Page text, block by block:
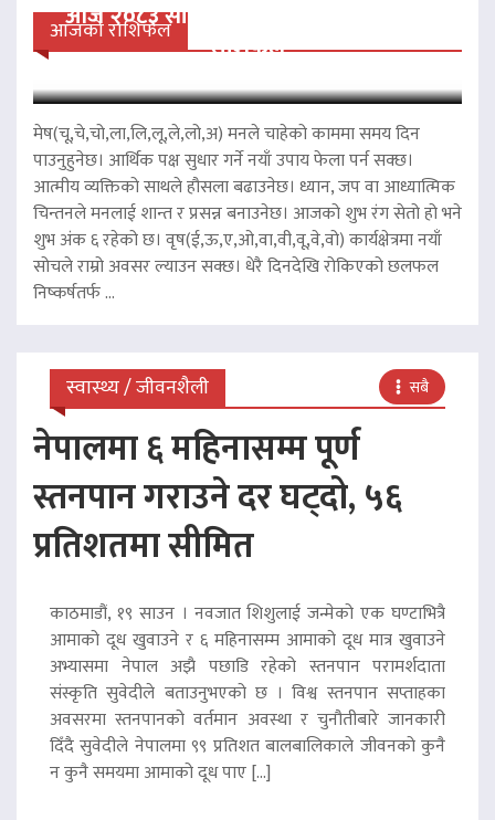
आजको राशिफल
आज २०८३ साल साउन २४ गते आईतवारको
राशिफल
मेष(चू,चे,चो,ला,लि,लू,ले,लो,अ) मनले चाहेको काममा समय दिन
पाउनुहुनेछ। आर्थिक पक्ष सुधार गर्ने नयाँ उपाय फेला पर्न सक्छ।
आत्मीय व्यक्तिको साथले हौसला बढाउनेछ। ध्यान, जप वा आध्यात्मिक
चिन्तनले मनलाई शान्त र प्रसन्न बनाउनेछ। आजको शुभ रंग सेतो हो भने
शुभ अंक ६ रहेको छ। वृष(ई,ऊ,ए,ओ,वा,वी,वू,वे,वो) कार्यक्षेत्रमा नयाँ
सोचले राम्रो अवसर ल्याउन सक्छ। धेरै दिनदेखि रोकिएको छलफल
निष्कर्षतर्फ ...
स्वास्थ्य / जीवनशैली सबै
नेपालमा ६ महिनासम्म पूर्ण
स्तनपान गराउने दर घट्दो, ५६
प्रतिशतमा सीमित
काठमाडौं, १९ साउन । नवजात शिशुलाई जन्मेको एक घण्टाभित्रै
आमाको दूध खुवाउने र ६ महिनासम्म आमाको दूध मात्र खुवाउने
अभ्यासमा नेपाल अझै पछाडि रहेको स्तनपान परामर्शदाता
संस्कृति सुवेदीले बताउनुभएको छ । विश्व स्तनपान सप्ताहका
अवसरमा स्तनपानको वर्तमान अवस्था र चुनौतीबारे जानकारी
दिँदै सुवेदीले नेपालमा ९९ प्रतिशत बालबालिकाले जीवनको कुनै
न कुनै समयमा आमाको दूध पाए […]